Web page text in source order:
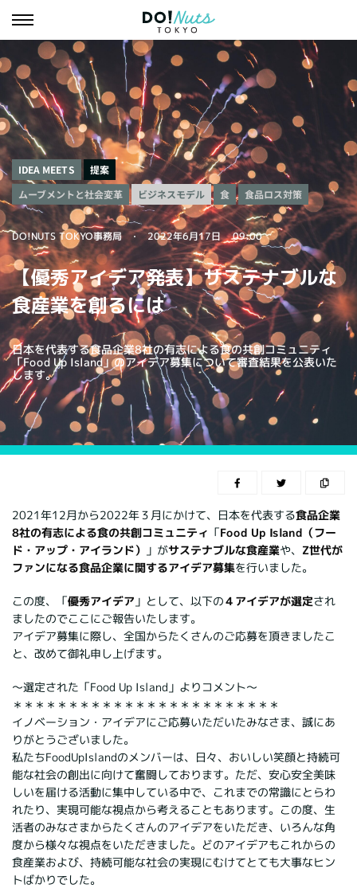
IDEA MEETS 提案
ムーブメントと社会変革 ビジネスモデル 食 食品ロス対策
DO!NUTS TOKYO事務局 2022年6月17日 09:00
【優秀アイデア発表】サステナブルな
食産業を創るには
日本を代表する食品企業8社の有志による食の共創コミュニティ
「Food Up Island」のアイデア募集について審査結果を公表いた
します。
2021年12月から2022年３月にかけて、日本を代表する食品企業
8社の有志による食の共創コミュニティ 「Food Up Island（フー
ド・アップ・アイランド） 」がサステナブルな食産業や、 Z世代が
ファンになる食品企業に関するアイデア募集を行いました。
この度、「優秀アイデア 」として、以下の４アイデアが選定され
ましたのでここにご報告いたします。
アイデア募集に際し、全国からたくさんのご応募を頂きましたこ
と、改めて御礼申し上げます。
～選定された「Food Up Island」よりコメント～
＊＊＊＊＊＊＊＊＊＊＊＊＊＊＊＊＊＊＊＊＊＊＊＊
イノベーション・アイデアにご応募いただいたみなさま、誠にあ
りがとうございました。
私たちFoodUpIslandのメンバーは、日々、おいしい笑顔と持続可
能な社会の創出に向けて奮闘しております。ただ、安心安全美味
しいを届ける活動に集中している中で、これまでの常識にとらわ
れたり、実現可能な視点から考えることもあります。この度、生
活者のみなさまからたくさんのアイデアをいただき、いろんな角
度から様々な視点をいただきました。どのアイデアもこれからの
食産業および、持続可能な社会の実現にむけてとても大事なヒン
トばかりでした。